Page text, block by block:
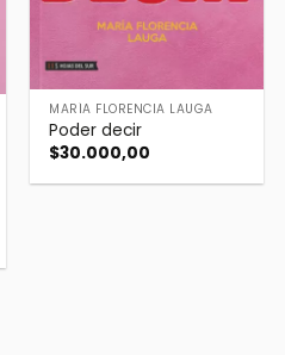
MARÍA FLORENCIA LAUGA
Poder decir
$30.000,00